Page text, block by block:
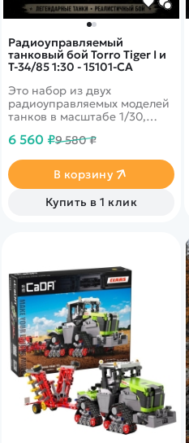
Радиоуправляемый
танковый бой Torro Tiger I и
T-34/85 1:30 - 15101-CA
Это набор из двух
радиоуправляемых моделей
танков в масштабе 1/30,
частоте 2.4G. Стрельба
инфракрасным лучом на
расстояние до 8 м в секторе
до 10 градусов.
6 560 ₽9 580 ₽
В корзину
Купить в 1 клик